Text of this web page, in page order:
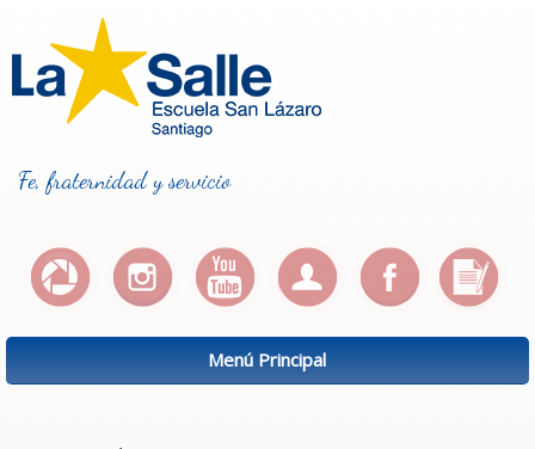
Fe, fraternidad y servicio
Menú Principal